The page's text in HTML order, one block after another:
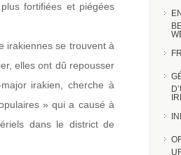
fortifiées et piégées
irakiennes se trouvent à
elles ont dû repousser
irakien, cherche à
» qui a causé à
dans le district de